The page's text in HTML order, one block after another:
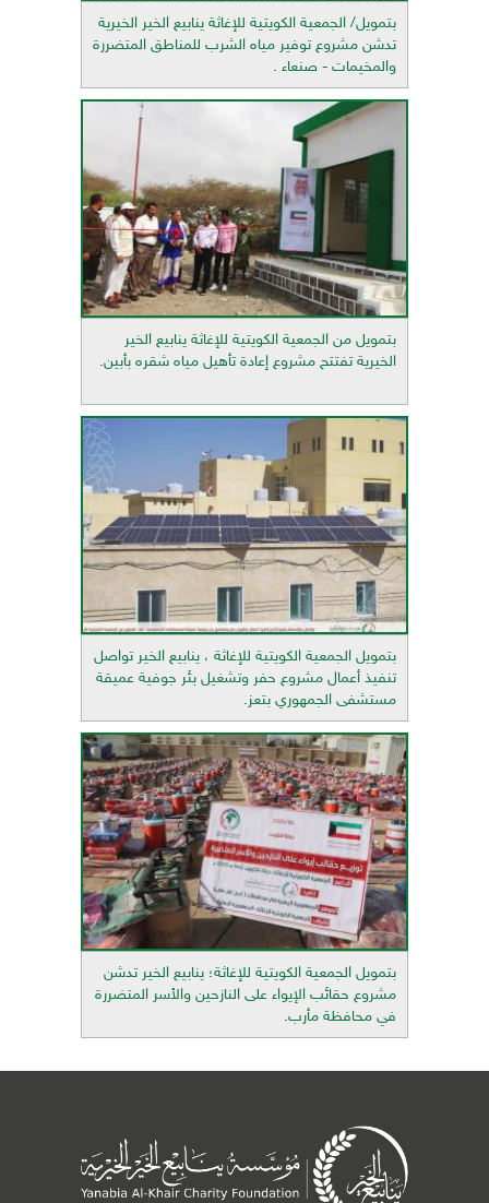
بتمويل/ الجمعية الكويتية للإغاثة ينابيع الخير الخيرية
تدشن مشروع توفير مياه الشرب للمناطق المتضررة
والمخيمات - صنعاء .
بتمويل من الجمعية الكويتية للإغاثة ينابيع الخير
الخيرية تفتتح مشروع إعادة تأهيل مياه شقره بأبين.
بتمويل الجمعية الكويتية للإغاثة ، ينابيع الخير تواصل
تنفيذ أعمال مشروع حفر وتشغيل بئر جوفية عميقة
مستشفى الجمهوري بتعز.
بتمويل الجمعية الكويتية للإغاثة؛ ينابيع الخير تدشن
مشروع حقائب الإيواء على النازحين والأسر المتضررة
في محافظة مأرب.